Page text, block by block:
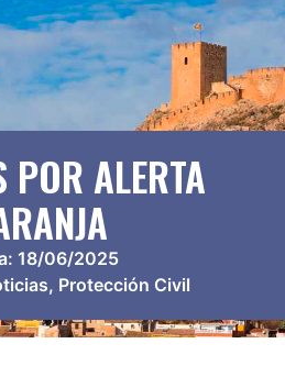
POR ALERTA
18/06/2025
, Protección Civil